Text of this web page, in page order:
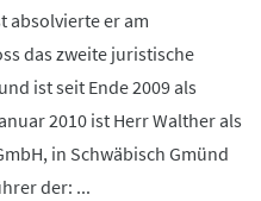
absolvierte er am
das zweite juristische
ist seit Ende 2009 als
2010 ist Herr Walther als
in Schwäbisch Gmünd
der: ...